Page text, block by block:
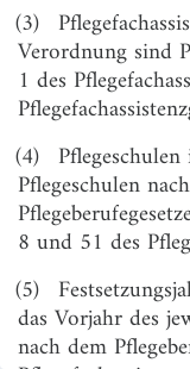
§ 6
§ 7
§ 9
Ermittlung
§ 10
§ 11
§ 12
Aufteilung
(3)
Verordnung sind
1 des
(4)
Pflegeschulen
8 und 51 des
(5)
das Vorjahr des
nach dem